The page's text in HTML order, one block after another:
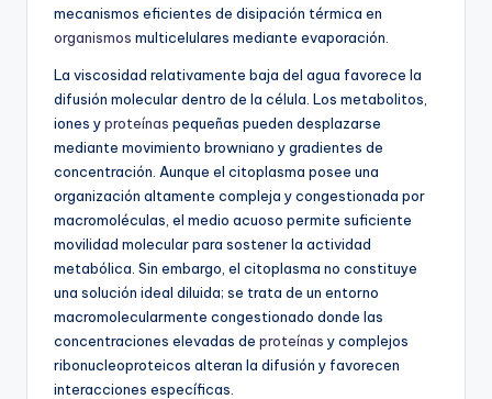
mecanismos eficientes de disipación térmica en
organismos multicelulares mediante evaporación.
La viscosidad relativamente baja del agua favorece la
difusión molecular dentro de la célula. Los metabolitos,
iones yproteínas pequeñas pueden desplazarse
mediante movimiento browniano y gradientes de
concentración. Aunque el citoplasma posee una
organización altamente compleja y congestionada por
macromoléculas, el medio acuoso permite suficiente
movilidad molecular para sostener la actividad
metabólica. Sin embargo, el citoplasma no constituye
una solución ideal diluida; se trata de un entorno
macromolecularmente congestionado donde las
concentraciones elevadas de proteínas y complejos
ribonucleoproteicos alteran la difusión y favorecen
interacciones específicas.